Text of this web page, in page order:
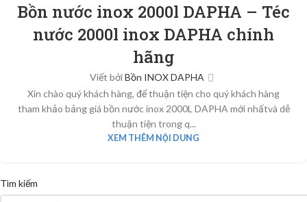
Bồn nước inox 2000l DAPHA – Téc
nước 2000l inox DAPHA chính
hãng
Viết bởiBồn INOX DAPHA
Xin chào quý khách hàng, để thuận tiện cho quý khách hàng
tham khảo bảng giá bồn nước inox 2000L DAPHA mới nhấtvà dễ
thuận tiện trong q...
XEM THÊM NỘI DUNG
Tìm kiếm